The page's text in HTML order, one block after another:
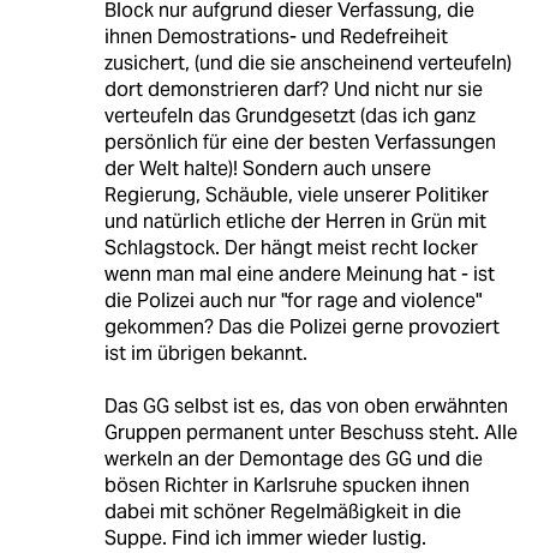
Block nur aufgrund dieser Verfassung, die
ihnen Demostrations- und Redefreiheit
zusichert, (und die sie anscheinend verteufeln)
dort demonstrieren darf? Und nicht nur sie
verteufeln das Grundgesetzt (das ich ganz
persönlich für eine der besten Verfassungen
der Welt halte)! Sondern auch unsere
Regierung, Schäuble, viele unserer Politiker
und natürlich etliche der Herren in Grün mit
Schlagstock. Der hängt meist recht locker
wenn man mal eine andere Meinung hat - ist
die Polizei auch nur "for rage and violence"
gekommen? Das die Polizei gerne provoziert
ist im übrigen bekannt.
Das GG selbst ist es, das von oben erwähnten
Gruppen permanent unter Beschuss steht. Alle
werkeln an der Demontage des GG und die
bösen Richter in Karlsruhe spucken ihnen
dabei mit schöner Regelmäßigkeit in die
Suppe. Find ich immer wieder lustig.